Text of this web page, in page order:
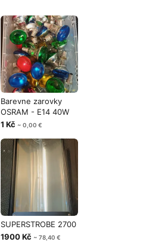
Barevne zarovky
OSRAM - E14 40W
1 Kč ~ 0,00 €
SUPERSTROBE 2700
1900 Kč ~ 78,40 €